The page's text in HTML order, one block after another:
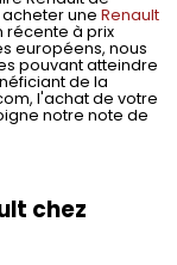
acheter une Renault
récente à prix
européens, nous
pouvant atteindre
de la
l'achat de votre
notre note de
chez